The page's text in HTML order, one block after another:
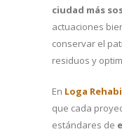
ciudad más
actuaciones
conservar el
residuos y
En Loga
que cada
estándares de